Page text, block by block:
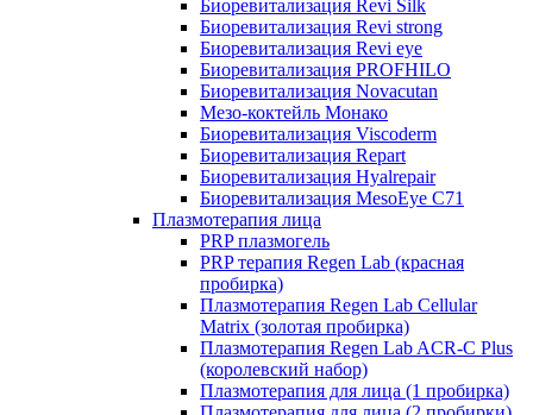
Биоревитализация Revi Silk
Биоревитализация Revi strong
Биоревитализация Revi eye
Биоревитализация PROFHILO
Биоревитализация Novacutan
Мезо-коктейль Монако
Биоревитализация Viscoderm
Биоревитализация Repart
Биоревитализация Hyalrepair
Биоревитализация MesoEye C71
Плазмотерапия лица
PRP плазмогель
PRP терапия Regen Lab (красная
пробирка)
Плазмотерапия Regen Lab Cellular
Matrix (золотая пробирка)
Плазмотерапия Regen Lab ACR-C Plus
(королевский набор)
Плазмотерапия для лица (1 пробирка)